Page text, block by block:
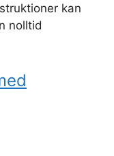
kan
nolltid